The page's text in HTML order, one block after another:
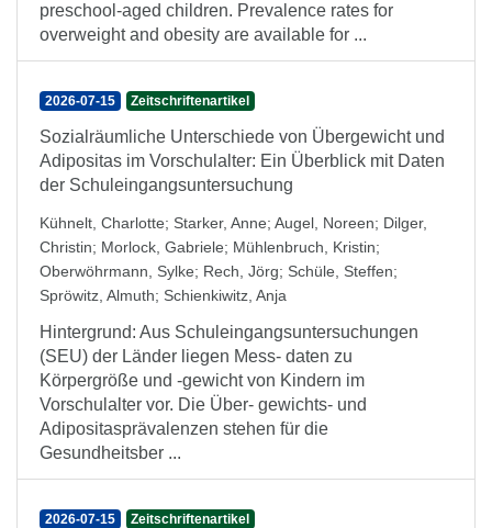
preschool-aged children. Prevalence rates for
overweight and obesity are available for ...
2026-07-15 Zeitschriftenartikel
Sozialräumliche Unterschiede von Übergewicht und
Adipositas im Vorschulalter: Ein Überblick mit Daten
der Schuleingangsuntersuchung
Kühnelt, Charlotte; Starker, Anne; Augel, Noreen; Dilger,
Christin; Morlock, Gabriele; Mühlenbruch, Kristin;
Oberwöhrmann, Sylke; Rech, Jörg; Schüle, Steffen;
Spröwitz, Almuth; Schienkiwitz, Anja
Hintergrund: Aus Schuleingangsuntersuchungen
(SEU) der Länder liegen Mess- daten zu
Körpergröße und -gewicht von Kindern im
Vorschulalter vor. Die Über- gewichts- und
Adipositasprävalenzen stehen für die
Gesundheitsber ...
2026-07-15 Zeitschriftenartikel